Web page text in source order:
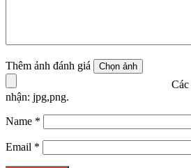
Thêm ảnh đánh giá
nhận: jpg,png.
Name *
Email *